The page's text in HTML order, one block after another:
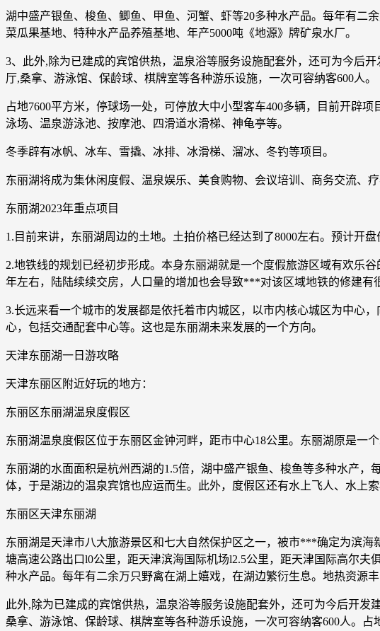
湖中盛产银鱼、梭鱼、鲫鱼、甲鱼、河蟹、虾等20多种水产品。每年有二
菜瓜果基地、特种水产品养殖基地、年产5000吨《地源》牌矿泉水厂。
3、此外,除为已建成的宾馆供热，温泉浴等服务设施配套外，还可为今后
厅,桑拿、游泳馆、保龄球、棋牌室等各种游乐设施，一次可容纳客600人。
占地7600平方米，停球场一处，可停放大中小型客车400多辆，目前开辟
泳场、温泉游泳池、按摩池、四滑道水滑梯、神龟亭等。
冬季辟有冰帆、冰车、雪撬、冰排、冰滑梯、溜冰、冬钓等项目。
东丽湖将成为集休闲度假、温泉娱乐、美食购物、会议培训、商务交流、
东丽湖2023年重点项目
1.目前来讲，东丽湖周边的土地。土拍价格已经达到了8000左右。预计开
2.地铁线的规划已经初步形成。本身东丽湖就是一个度假旅游区域有欢乐
年左右，陆陆续续交房，人口量的增加也会导致***对该区域地铁的修建有
3.长远来看一个城市的发展都是依托着市内城区，以市内核心城区为中心
心，包括交通配套中心等。这也是东丽湖未来发展的一个方向。
天津东丽湖一日游攻略
天津东丽区附近好玩的地方：
东丽区东丽湖温泉度假区
东丽湖温泉度假区位于东丽区金钟河畔，距市中心18公里。东丽湖原是一
东丽湖的水面面积是杭州西湖的1.5倍，湖中盛产银鱼、梭鱼等多种水产
体，于是湖边的温泉宾馆也应运而生。此外，度假区还有水上飞人、水上
东丽区天津东丽湖
东丽湖是天津市八大旅游景区和七大自然保护区之一，被市***确定为滨
塘高速公路出口l0公里，距天津滨海国际机场l2.5公里，距天津国际高尔
种水产品。每年有二余万只野禽在湖上嬉戏，在湖边繁衍生息。地热资源
此外,除为已建成的宾馆供热，温泉浴等服务设施配套外，还可为今后开
桑拿、游泳馆、保龄球、棋牌室等各种游乐设施，一次可容纳客600人。